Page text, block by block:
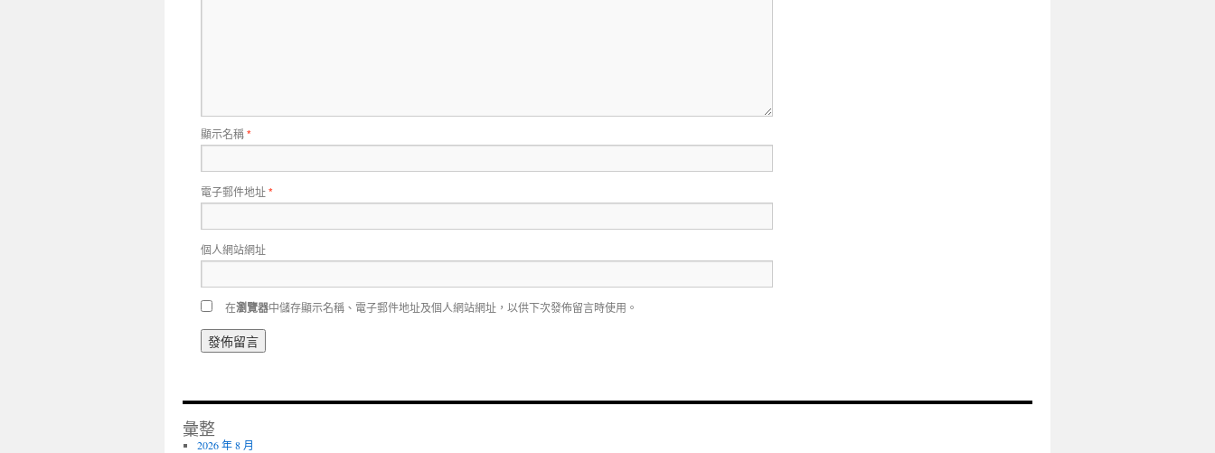
顯示名稱*
電子郵件地址*
個人網站網址
在瀏覽器中儲存顯示名稱、電子郵件地址及個人網站網址，以供下次發佈留言時使用。
彙整
2026 年 8 月